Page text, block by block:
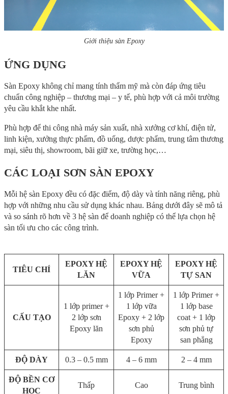
Giới thiệu sàn Epoxy
ỨNG DỤNG
Sàn Epoxy không chỉ mang tính thẩm mỹ mà còn đáp ứng tiêu
chuẩn công nghiệp – thương mại – y tế, phù hợp với cả môi trường
yêu cầu khắt khe nhất.
Phù hợp để thi công nhà máy sản xuất, nhà xưởng cơ khí, điện tử,
linh kiện, xưởng thực phẩm, đồ uống, dược phẩm, trung tâm thương
mại, siêu thị, showroom, bãi giữ xe, trường học,…
CÁC LOẠI SƠN SÀN EPOXY
Mỗi hệ sàn Epoxy đều có đặc điểm, độ dày và tính năng riêng, phù
hợp với những nhu cầu sử dụng khác nhau. Bảng dưới đây sẽ mô tả
và so sánh rõ hơn về 3 hệ sàn để doanh nghiệp có thể lựa chọn hệ
sàn tối ưu cho các công trình.
TIÊU CHÍ
EPOXY HỆ
LĂN
EPOXY HỆ
VỮA
EPOXY HỆ
TỰ SAN
CẤU TẠO
1 lớp primer +
2 lớp sơn
Epoxy lăn
1 lớp Primer +
1 lớp vữa
Epoxy + 2 lớp
sơn phủ
Epoxy
1 lớp Primer +
1 lớp base
coat + 1 lớp
sơn phủ tự
san phẳng
ĐỘ DÀY 0.3 – 0.5 mm 4 – 6 mm 2 – 4 mm
ĐỘ BỀN CƠ
HỌC
Thấp Cao Trung bình